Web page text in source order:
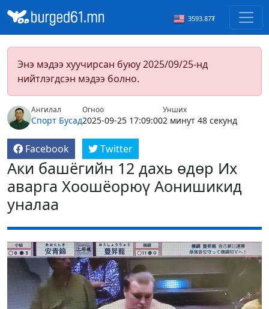
3593.87₮
Энэ мэдээ хуучирсан буюу 2025/09/25-нд
нийтлэгдсэн мэдээ болно.
Ангилал
Спорт Бусад
Огноо
2025-09-25 17:09:00
Унших
2 минут 48 секунд
Facebook Twitter
Аки башёгийн 12 дахь өдөр Их
аварга Хоошёорюү Аонишикид
уналаа